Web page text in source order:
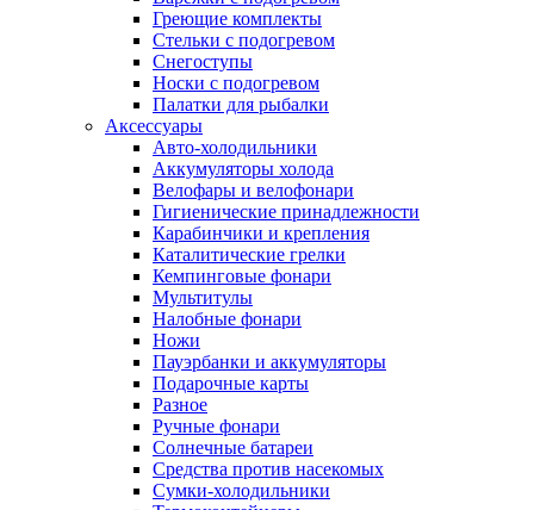
Греющие комплекты
Стельки с подогревом
Снегоступы
Носки с подогревом
Палатки для рыбалки
Аксессуары
Авто-холодильники
Аккумуляторы холода
Велофары и велофонари
Гигиенические принадлежности
Карабинчики и крепления
Каталитические грелки
Кемпинговые фонари
Мультитулы
Налобные фонари
Ножи
Пауэрбанки и аккумуляторы
Подарочные карты
Разное
Ручные фонари
Солнечные батареи
Средства против насекомых
Сумки-холодильники